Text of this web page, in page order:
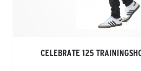
CELEBRATE 125